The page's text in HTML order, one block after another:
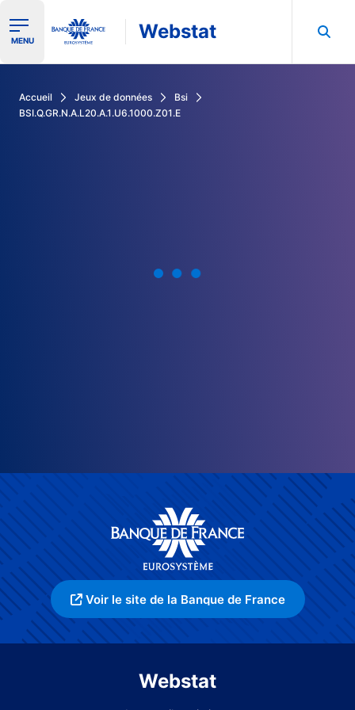
Ouvrir le menu de navigation
MENU Webstat
Accueil Jeux de données
Bsi
BSI.Q.GR.N.A.L20.A.1.U6.1000.Z01.E
Voir le site de la Banque de France
Webstat